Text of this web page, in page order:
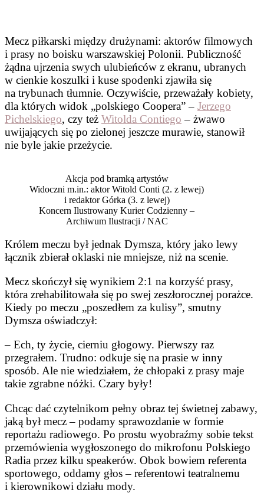
Mecz piłkarski między drużynami: aktorów filmowych
i prasy no boisku warszawskiej Polonii. Publiczność
żądna ujrzenia swych ulubieńców z ekranu, ubranych
w cienkie koszulki i kuse spodenki zjawiła się
na trybunach tłumnie. Oczywiście, przeważały kobiety,
dla których widok „polskiego Coopera” – Jerzego
Pichelskiego, czy też Witolda Contiego – żwawo
uwijających się po zielonej jeszcze murawie, stanowił
nie byle jakie przeżycie.
Akcja pod bramką artystów
Widoczni m.in.: aktor Witold Conti (2. z lewej)
i redaktor Górka (3. z lewej)
Koncern Ilustrowany Kurier Codzienny –
Archiwum Ilustracji / NAC
Królem meczu był jednak Dymsza, który jako lewy
łącznik zbierał oklaski nie mniejsze, niż na scenie.
Mecz skończył się wynikiem 2:1 na korzyść prasy,
która zrehabilitowała się po swej zeszłorocznej porażce.
Kiedy po meczu „poszedłem za kulisy”, smutny
Dymsza oświadczył:
– Ech, ty życie, cierniu głogowy. Pierwszy raz
przegrałem. Trudno: odkuje się na prasie w inny
sposób. Ale nie wiedziałem, że chłopaki z prasy maje
takie zgrabne nóżki. Czary były!
Chcąc dać czytelnikom pełny obraz tej świetnej zabawy,
jaką był mecz – podamy sprawozdanie w formie
reportażu radiowego. Po prostu wyobraźmy sobie tekst
przemówienia wygłoszonego do mikrofonu Polskiego
Radia przez kilku speakerów. Obok bowiem referenta
sportowego, oddamy głos – referentowi teatralnemu
i kierownikowi działu mody.